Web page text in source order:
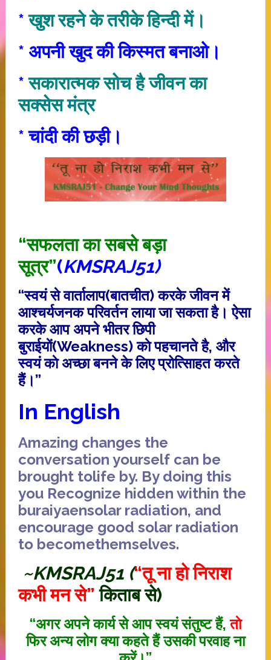
* खुश रहने के तरीके हिन्दी में।
* अपनी खुद की किस्मत बनाओ।
*सकारात्‍मक सोच है जीवन का
सक्‍सेस मंत्र
* चांदी की छड़ी।
“सफलता का सबसे बड़ा
सूत्र”(KMSRAJ51)
“स्वयं से वार्तालाप(बातचीत) करके जीवन में
आश्चर्यजनक परिवर्तन लाया जा सकता है। ऐसा
करके आप अपने भीतर छिपी
बुराईयाें(Weakness) काे पहचानते है, और
स्वयं काे अच्छा बनने के लिए प्रोत्सािहत करते
हैं।”
In English
Amazing changes the
conversation yourself can be
brought tolife by. By doing this
you Recognize hidden within the
buraiyaensolar radiation, and
encourage good solar radiation
to becomethemselves.
~KMSRAJ51 (“तू ना हो निराश
कभी मन से”किताब से)
“अगर अपने कार्य से आप स्वयं संतुष्ट हैं,ताे
फिर अन्य लोग क्या कहते हैं उसकी परवाह ना